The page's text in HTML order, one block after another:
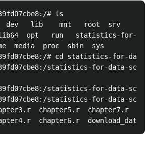
# ls
# cd statistics-for-
statistics-for-data-
statistics-for-data-
statistics-for-data-
prep_datasets.r